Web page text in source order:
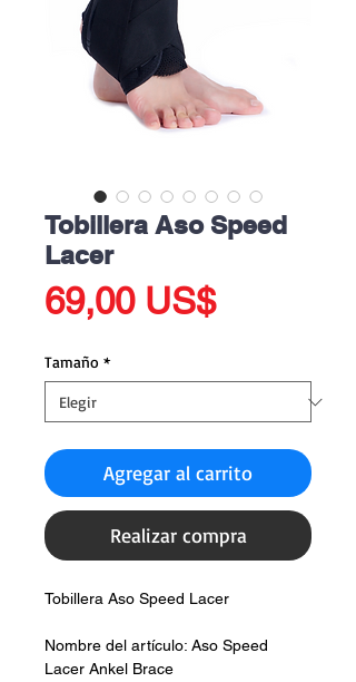
Tobillera Aso Speed
Lacer
69,00 US$Precio
Tamaño *
Agregar al carrito
Realizar compra
Tobillera Aso Speed Lacer
Nombre del artículo: Aso Speed
Lacer Ankel Brace